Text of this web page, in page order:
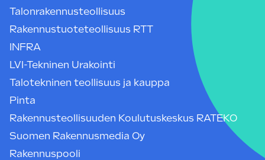
Talonrakennusteollisuus
Rakennustuoteteollisuus RTT
INFRA
LVI-Tekninen Urakointi
Talotekninen teollisuus ja kauppa
Pinta
Rakennusteollisuuden Koulutuskeskus RATEKO
Suomen Rakennusmedia Oy
Rakennuspooli